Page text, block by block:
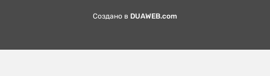
Создано в DUAWEB.com